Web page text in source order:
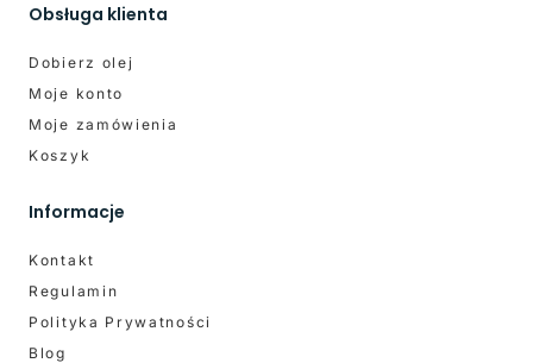
Obsługa klienta
Dobierz olej
Moje konto
Moje zamówienia
Koszyk
Informacje
Kontakt
Regulamin
Polityka Prywatności
Blog